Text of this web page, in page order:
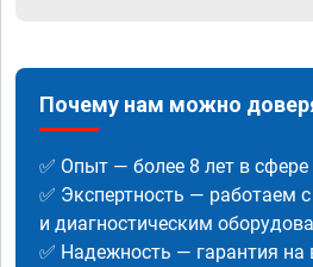
Почему нам можно
✅ Опыт — более 8 лет в
✅ Экспертность — работаем
и диагностическим
✅ Надежность — гарантия на